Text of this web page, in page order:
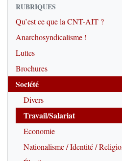
RUBRIQUES
Qu’est ce que la CNT-AIT ?
Anarchosyndicalisme !
Luttes
Brochures
Société
Divers
Travail/Salariat
Economie
Nationalisme / Identité /